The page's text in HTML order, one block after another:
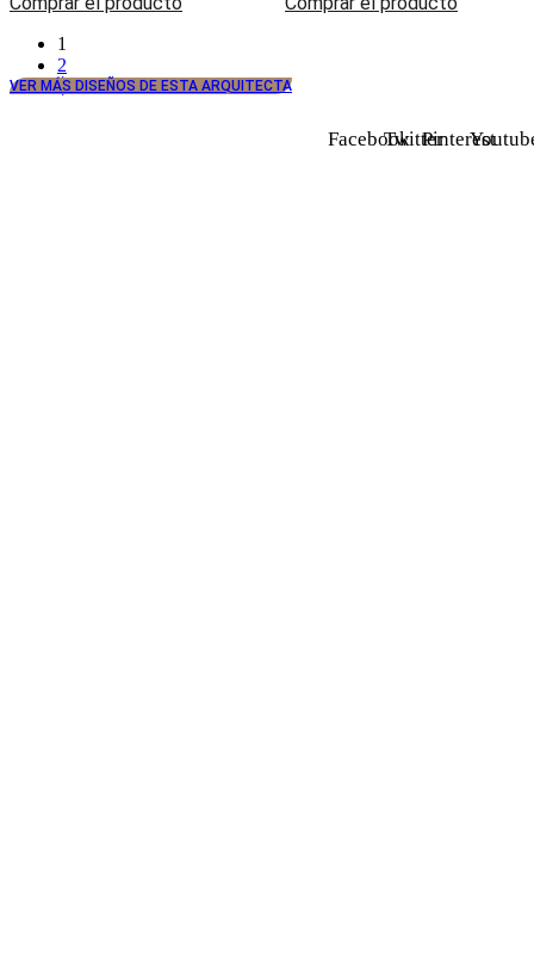
1
2
FacebookTwitterPinterest
VER MÁS DISEÑOS DE ESTA ARQUITECTA